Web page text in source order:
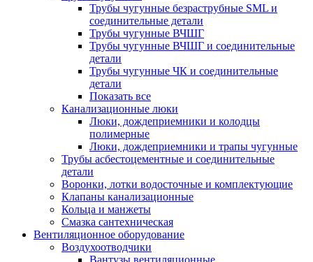
Трубы чугунные безраструбные SML и
соединительные детали
Трубы чугунные ВЧШГ
Трубы чугунные ВЧШГ и соединительные
детали
Трубы чугунные ЧК и соединительные
детали
Показать все
Канализационные люки
Люки, дождеприемники и колодцы
полимерные
Люки, дождеприемники и трапы чугунные
Трубы асбестоцементные и соединительные
детали
Воронки, лотки водосточные и комплектующие
Клапаны канализационные
Кольца и манжеты
Смазка сантехническая
Вентиляционное оборудование
Воздухоотводчики
Вантузы вентиляционные